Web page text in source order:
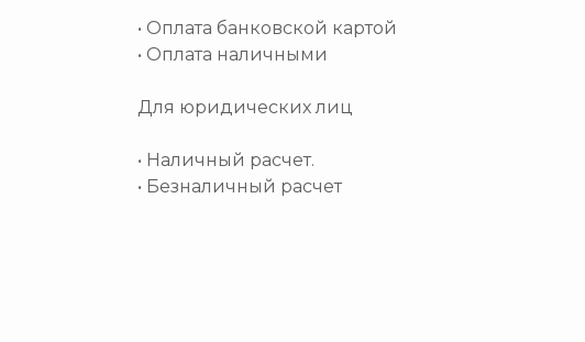
• Оплата банковской картой
• Оплата наличными
Для юридических лиц
• Наличный расчет.
• Безналичный расчет